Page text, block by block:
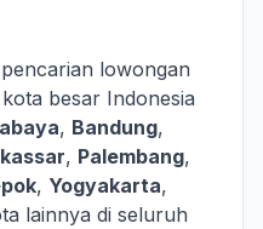
lowongan
besar Indonesia
, Bandung,
, Palembang,
, Yogyakarta,
lainnya di seluruh